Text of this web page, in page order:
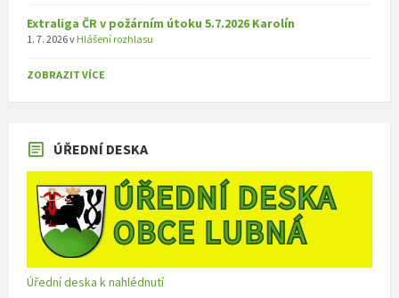
Extraliga ČR v požárním útoku 5.7.2026 Karolín
1. 7. 2026v Hlášení rozhlasu
ZOBRAZIT VÍCE
ÚŘEDNÍ DESKA
Úřední deska k nahlédnutí